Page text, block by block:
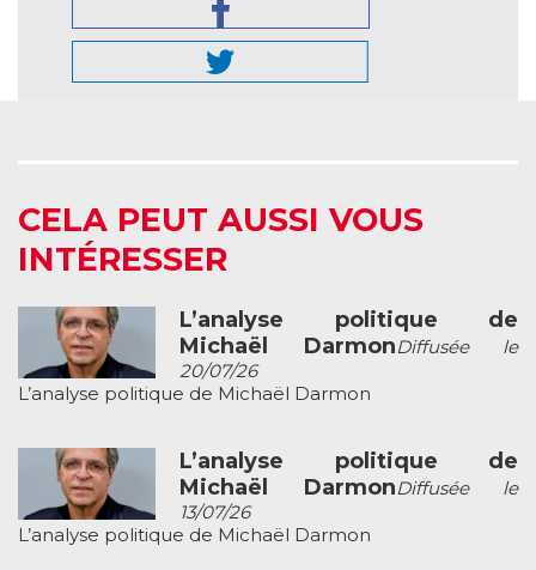
CELA PEUT AUSSI VOUS
INTÉRESSER
L’analyse politique de
Michaël DarmonDiffusée le
20/07/26
L’analyse politique de Michaël Darmon
L’analyse politique de
Michaël DarmonDiffusée le
13/07/26
L’analyse politique de Michaël Darmon